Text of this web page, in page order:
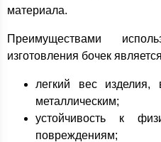
материала.
Преимуществами
изготовления бочек
легкий вес
металлическим;
устойчивость к
повреждениям;